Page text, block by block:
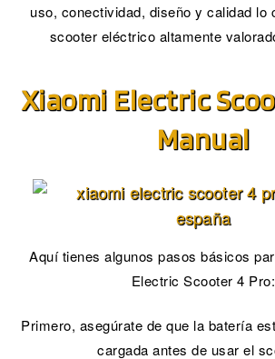
uso, conectividad, diseño y calidad lo
scooter eléctrico altamente
Xiaomi Electric
Manual
Aquí tienes algunos pasos básicos
Electric Scooter 4 Pro:
Primero, asegúrate de que la batería
cargada antes de usar el